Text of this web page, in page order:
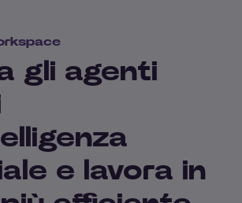
gli agenti
e lavora in